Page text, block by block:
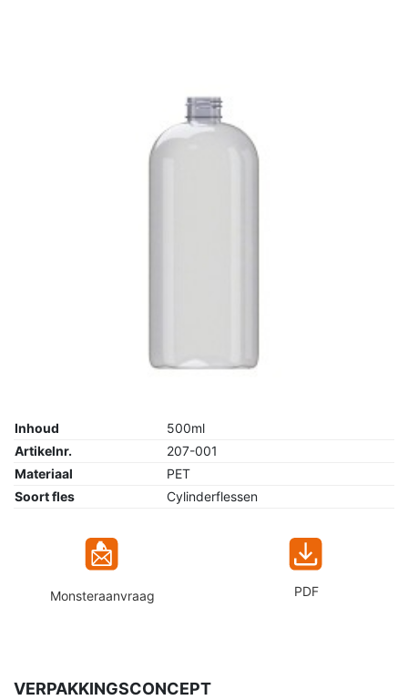
Inhoud
500ml
Artikelnr.
207-001
Materiaal
PET
Soort fles
Cylinderflessen
Monsteraanvraag PDF
VERPAKKINGSCONCEPT